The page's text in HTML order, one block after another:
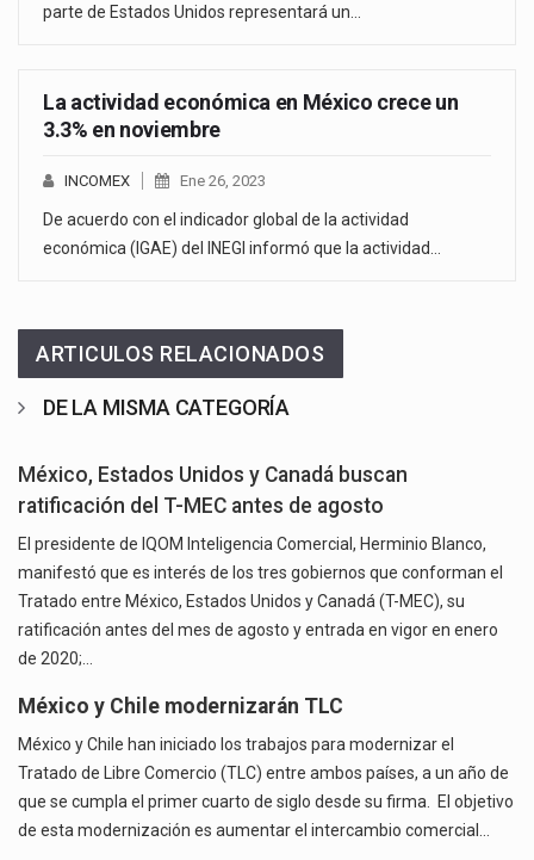
parte de Estados Unidos representará un…
La actividad económica en México crece un
3.3% en noviembre
INCOMEX Ene 26, 2023
De acuerdo con el indicador global de la actividad
económica (IGAE) del INEGI informó que la actividad…
ARTICULOS RELACIONADOS
DE LA MISMA CATEGORÍA
México, Estados Unidos y Canadá buscan
ratificación del T-MEC antes de agosto
El presidente de IQOM Inteligencia Comercial, Herminio Blanco,
manifestó que es interés de los tres gobiernos que conforman el
Tratado entre México, Estados Unidos y Canadá (T-MEC), su
ratificación antes del mes de agosto y entrada en vigor en enero
de 2020;…
México y Chile modernizarán TLC
México y Chile han iniciado los trabajos para modernizar el
Tratado de Libre Comercio (TLC) entre ambos países, a un año de
que se cumpla el primer cuarto de siglo desde su firma. El objetivo
de esta modernización es aumentar el intercambio comercial…